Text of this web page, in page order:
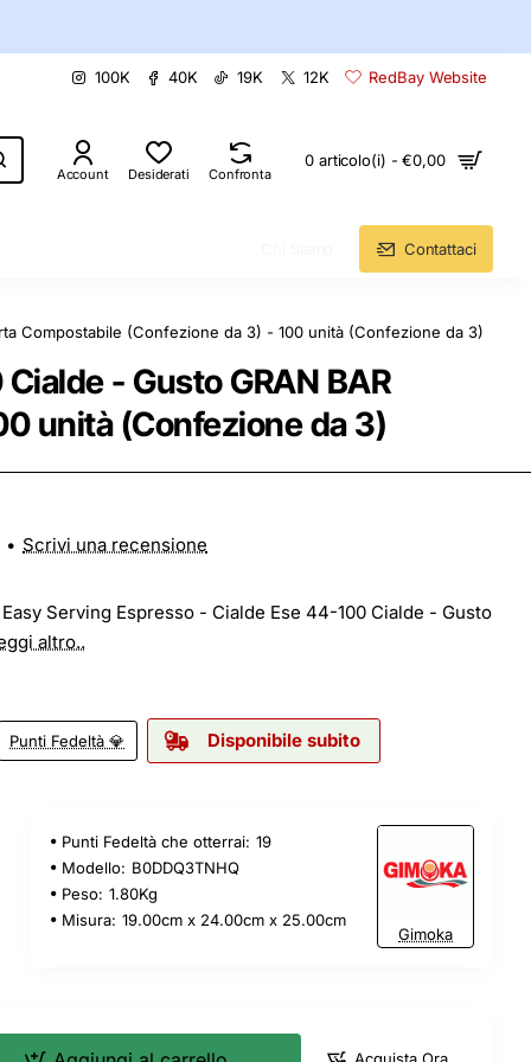
100K 40K 19K 12K RedBay Website
Account Desiderati Confronta
0 articolo(i) - €0,00
Contattaci
- Gusto GRAN BAR
unità (Confezione da 3)
Compostabile (Confezione da 3) - 100 unità (Confezione da 3)
Serving Espresso - Cialde Ese 44-100 Cialde - Gusto
altro..
Punti Fedeltà 💎 Disponibile subito
• Scrivi una recensione
Punti Fedeltà che otterrai: 19
Modello: B0DDQ3TNHQ
Peso: 1.80Kg
Misura: 19.00cm x 24.00cm x 25.00cm
Gimoka